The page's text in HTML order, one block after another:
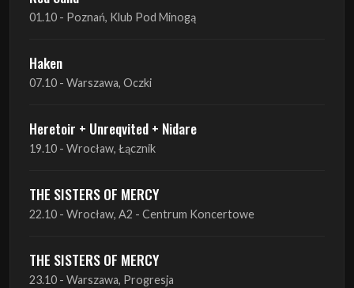
Heretoir + Unreqvited + Nidare
THE SISTERS OF MERCY
22.10 - Wrocław, A2 - Centrum Koncertowe
THE SISTERS OF MERCY
Lone Assembly